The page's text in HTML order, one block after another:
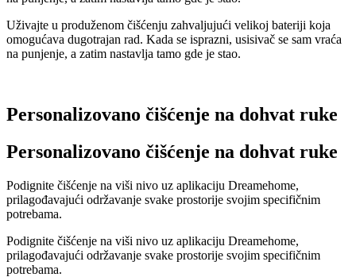
Uživajte u produženom čišćenju zahvaljujući velikoj bateriji koja
omogućava dugotrajan rad. Kada se isprazni, usisivač se sam vraća
na punjenje, a zatim nastavlja tamo gde je stao.
Personalizovano čišćenje na dohvat ruke
Personalizovano čišćenje na dohvat ruke
Podignite čišćenje na viši nivo uz aplikaciju Dreamehome,
prilagođavajući održavanje svake prostorije svojim specifičnim
potrebama.
Podignite čišćenje na viši nivo uz aplikaciju Dreamehome,
prilagođavajući održavanje svake prostorije svojim specifičnim
potrebama.